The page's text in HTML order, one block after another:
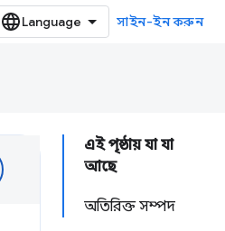
সাইন-ইন করুন
এই পৃষ্ঠায় যা যা
আছে
অতিরিক্ত সম্পদ